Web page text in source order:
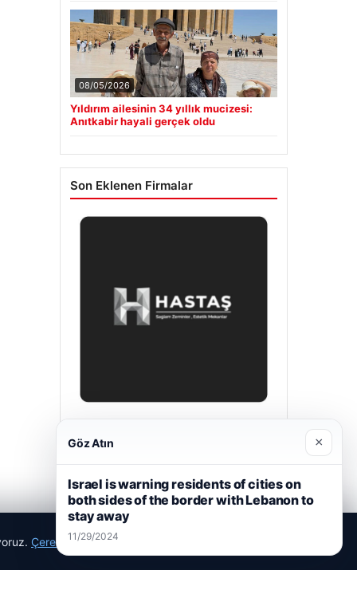
08/05/2026
Yıldırım ailesinin 34 yıllık mucizesi:
Anıtkabir hayali gerçek oldu
Son Eklenen Firmalar
05/26/2026
Çerez Politikamız
Göz Atın ×
Israel is warning residents of cities on
both sides of the border with Lebanon to
stay away
11/29/2024